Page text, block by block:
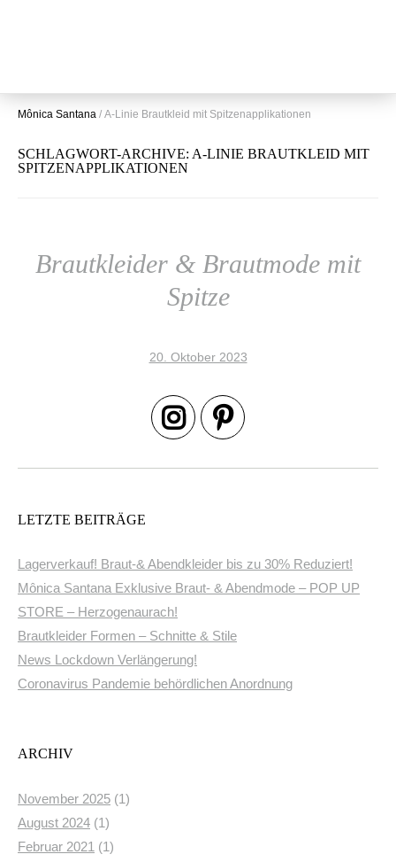
Mônica Santana / A-Linie Brautkleid mit Spitzenapplikationen
SCHLAGWORT-ARCHIVE: A-LINIE BRAUTKLEID MIT
SPITZENAPPLIKATIONEN
Brautkleider & Brautmode mit
Spitze
20. Oktober 2023
LETZTE BEITRÄGE
Lagerverkauf! Braut-& Abendkleider bis zu 30% Reduziert!
Mônica Santana Exklusive Braut- & Abendmode – POP UP
STORE – Herzogenaurach!
Brautkleider Formen – Schnitte & Stile
News Lockdown Verlängerung!
Coronavirus Pandemie behördlichen Anordnung
ARCHIV
November 2025 (1)
August 2024 (1)
Februar 2021 (1)